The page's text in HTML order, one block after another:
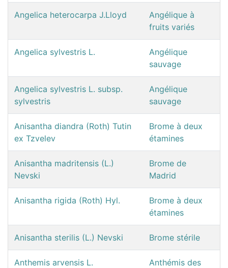
Angelica heterocarpa J.Lloyd
Angélique à
fruits variés
Angelica sylvestris L.
Angélique
sauvage
Angelica sylvestris L. subsp.
sylvestris
Angélique
sauvage
Anisantha diandra (Roth) Tutin
ex Tzvelev
Brome à deux
étamines
Anisantha madritensis (L.)
Nevski
Brome de
Madrid
Anisantha rigida (Roth) Hyl.
Brome à deux
étamines
Anisantha sterilis (L.) Nevski Brome stérile
Anthemis arvensis L.
Anthémis des